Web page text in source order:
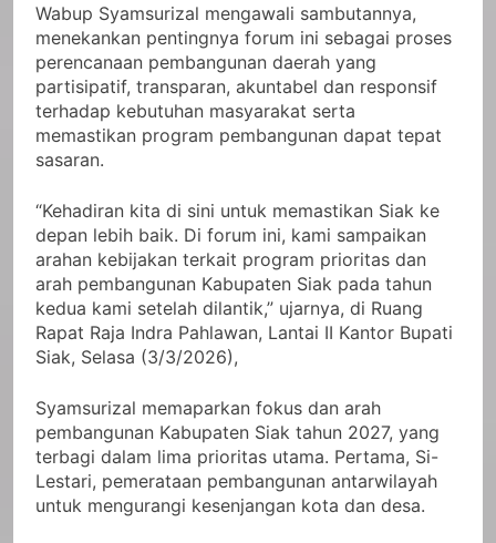
Wabup Syamsurizal mengawali sambutannya,
menekankan pentingnya forum ini sebagai proses
perencanaan pembangunan daerah yang
partisipatif, transparan, akuntabel dan responsif
terhadap kebutuhan masyarakat serta
memastikan program pembangunan dapat tepat
sasaran.
“Kehadiran kita di sini untuk memastikan Siak ke
depan lebih baik. Di forum ini, kami sampaikan
arahan kebijakan terkait program prioritas dan
arah pembangunan Kabupaten Siak pada tahun
kedua kami setelah dilantik,” ujarnya, di Ruang
Rapat Raja Indra Pahlawan, Lantai II Kantor Bupati
Siak, Selasa (3/3/2026),
Syamsurizal memaparkan fokus dan arah
pembangunan Kabupaten Siak tahun 2027, yang
terbagi dalam lima prioritas utama. Pertama, Si-
Lestari, pemerataan pembangunan antarwilayah
untuk mengurangi kesenjangan kota dan desa.